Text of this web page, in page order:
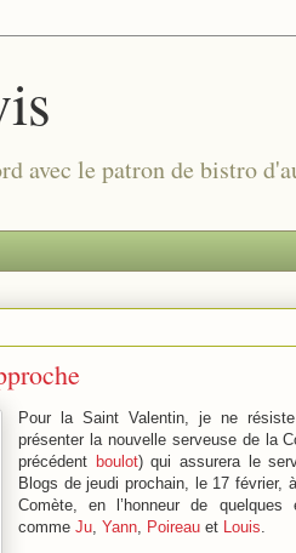
avec le patron de bistro
Pour la Saint Valentin, je ne
présenter la nouvelle serveuse de la
précédent boulot) qui assurera le
Blogs de jeudi prochain, le 17 février,
Comète, en l’honneur de quelques
comme Ju Yann Poireau et Louis